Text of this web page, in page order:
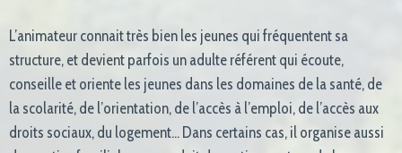
L’animateur connait très bien les jeunes qui fréquentent sa
structure, et devient parfois un adulte référent qui écoute,
conseille et oriente les jeunes dans les domaines de la santé, de
la scolarité, de l’orientation, de l’accès à l’emploi, de l’accès aux
droits sociaux, du logement… Dans certains cas, il organise aussi